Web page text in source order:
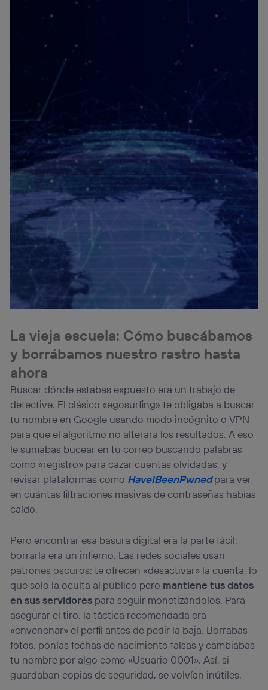
La vieja escuela: Cómo buscábamos
y borrábamos nuestro rastro hasta
ahora
Buscar dónde estabas expuesto era un trabajo de
detective. El clásico «egosurfing» te obligaba a buscar
tu nombre en Google usando modo incógnito o VPN
para que el algoritmo no alterara los resultados. A eso
le sumabas bucear en tu correo buscando palabras
como «registro» para cazar cuentas olvidadas, y
revisar plataformas como HaveIBeenPwnedpara ver
en cuántas filtraciones masivas de contraseñas habías
caído.
Pero encontrar esa basura digital era la parte fácil:
borrarla era un infierno. Las redes sociales usan
patrones oscuros: te ofrecen «desactivar» la cuenta, lo
que solo la oculta al público pero mantiene tus datos
en sus servidores para seguir monetizándolos. Para
asegurar el tiro, la táctica recomendada era
«envenenar» el perfil antes de pedir la baja. Borrabas
fotos, ponías fechas de nacimiento falsas y cambiabas
tu nombre por algo como «Usuario 0001». Así, si
guardaban copias de seguridad, se volvían inútiles.